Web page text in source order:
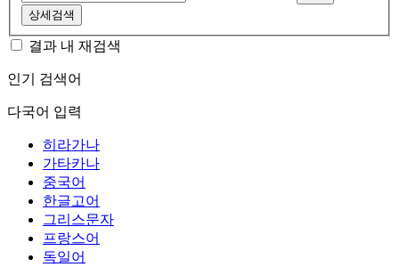
상세검색
결과 내 재검색
인기 검색어
다국어 입력
히라가나
가타카나
중국어
한글고어
그리스문자
프랑스어
독일어